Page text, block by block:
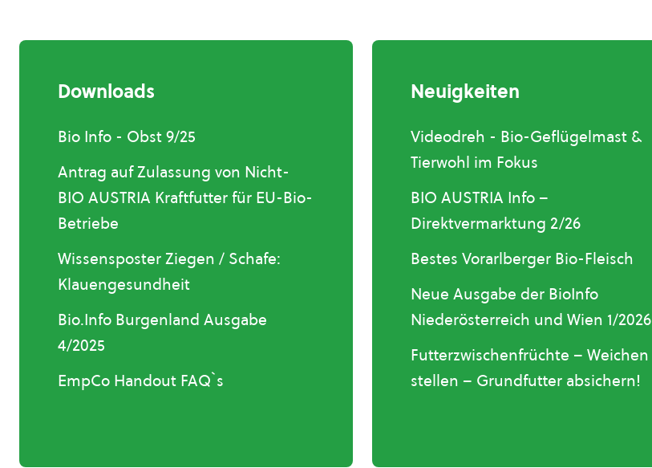
Downloads
Bio Info - Obst 9/25
Antrag auf Zulassung von Nicht-
BIO AUSTRIA Kraftfutter für EU-Bio-
Betriebe
Wissensposter Ziegen / Schafe:
Klauengesundheit
Bio.Info Burgenland Ausgabe
4/2025
EmpCo Handout FAQ`s
Neuigkeiten
Videodreh - Bio-Geflügelmast &
Tierwohl im Fokus
BIO AUSTRIA Info –
Direktvermarktung 2/26
Bestes Vorarlberger Bio-Fleisch
Neue Ausgabe der BioInfo
Niederösterreich und Wien 1/2026
Futterzwischenfrüchte – Weichen
stellen – Grundfutter absichern!